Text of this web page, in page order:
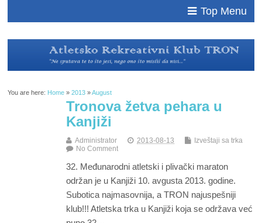
Top Menu
You are here: Home »2013 »August
Tronova žetva pehara u
Kanjiži
Administrator 2013-08-13
Izveštaji sa trka
No Comment
32. Međunarodni atletski i plivački maraton
održan je u Kanjiži 10. avgusta 2013. godine.
Subotica najmasovnija, a TRON najuspešniji
klub!!! Atletska trka u Kanjiži koja se održava već